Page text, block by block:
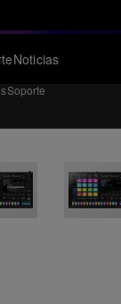
Noticias
Soporte